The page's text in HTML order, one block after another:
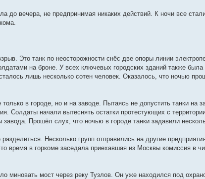
до вечера, не предпринимая никаких действий. К ночи все
Это танк по неосторожности снёс две опоры линии
на броне. У всех ключевых городских зданий также
лишь несколько сотен человек. Оказалось, что ночью
в городе, но и на заводе. Пытаясь не допустить танки на
Солдаты начали вытеснять остатки протестующих с
Прошёл слух, что ночью в городе танки задавили
Несколько групп отправились на другие
время в горкоме заседала приехавшая из Москвы комиссия в
миновать мост через реку Тузлов. Он уже находился под